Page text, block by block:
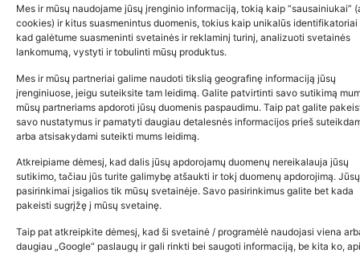
Mes ir mūsų naudojame jūsų įrenginio informaciją, tokią kaip “sausainiukai”
cookies) ir kitus suasmenintus duomenis, tokius kaip unikalūs identifikatoriai
kad galėtume suasmeninti svetainės ir reklaminį turinį, analizuoti svetainės
lankomumą, vystyti ir tobulinti mūsų produktus.
Mes ir mūsų partneriai galime naudoti tikslią geografinę informaciją jūsų
įrenginiuose, jeigu suteiksite tam leidimą. Galite patvirtinti savo sutikimą
mūsų partneriams apdoroti jūsų duomenis paspaudimu. Taip pat galite
savo nustatymus ir pamatyti daugiau detalesnės informacijos prieš
arba atsisakydami suteikti mums leidimą.
Atkreipiame dėmesį, kad dalis jūsų apdorojamų duomenų nereikalauja jūsų
sutikimo, tačiau jūs turite galimybę atšaukti ir tokį duomenų apdorojimą. Jūsų
pasirinkimai įsigalios tik mūsų svetainėje. Savo pasirinkimus galite bet kada
pakeisti sugrįžę į mūsų svetainę.
Taip pat atkreipkite dėmesį, kad ši svetainė / programėlė naudojasi viena
daugiau „Google“ paslaugų ir gali rinkti bei saugoti informaciją, be kita ko,